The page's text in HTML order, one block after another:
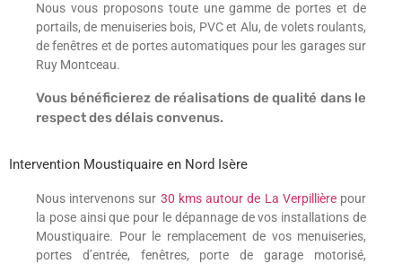
Nous vous proposons toute une gamme de portes et de
portails, de menuiseries bois, PVC et Alu, de volets roulants,
de fenêtres et de portes automatiques pour les garages sur
Ruy Montceau.
Vous bénéficierez de réalisations de qualité dans le
respect des délais convenus.
Intervention Moustiquaire en Nord Isère
Nous intervenons sur 30 kms autour de La Verpillièrepour
la pose ainsi que pour le dépannage de vos installations de
Moustiquaire. Pour le remplacement de vos menuiseries,
portes d’entrée, fenêtres, porte de garage motorisé,